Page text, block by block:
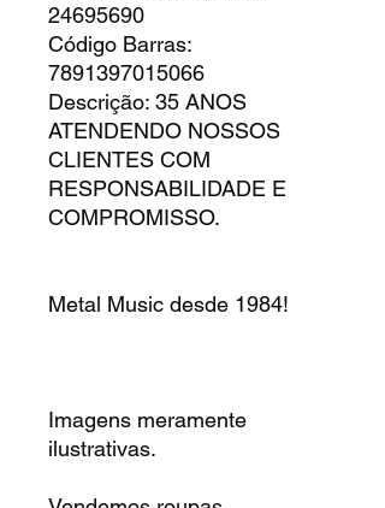
24695690
Código Barras:
7891397015066
Descrição: 35 ANOS
ATENDENDO NOSSOS
CLIENTES COM
RESPONSABILIDADE E
COMPROMISSO.
Metal Music desde 1984!
Imagens meramente
ilustrativas.